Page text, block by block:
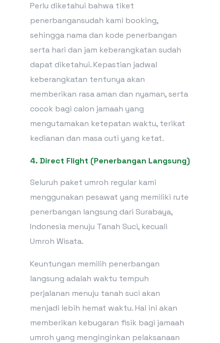
Perlu diketahui bahwa tiket
penerbangansudah kami booking,
sehingga nama dan kode penerbangan
serta hari dan jam keberangkatan sudah
dapat diketahui. Kepastian jadwal
keberangkatan tentunya akan
memberikan rasa aman dan nyaman, serta
cocok bagi calon jamaah yang
mengutamakan ketepatan waktu, terikat
kedianan dan masa cuti yang ketat.
4. Direct Flight (Penerbangan Langsung)
Seluruh paket umroh regular kami
menggunakan pesawat yang memiliki rute
penerbangan langsung dari Surabaya,
Indonesia menuju Tanah Suci, kecuali
Umroh Wisata.
Keuntungan memilih penerbangan
langsung adalah waktu tempuh
perjalanan menuju tanah suci akan
menjadi lebih hemat waktu. Hal ini akan
memberikan kebugaran fisik bagi jamaah
umroh yang menginginkan pelaksanaan